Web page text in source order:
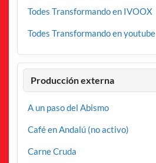
Todes Transformando en IVOOX
Todes Transformando en youtube
Producción externa
A un paso del Abismo
Café en Andalú (no activo)
Carne Cruda